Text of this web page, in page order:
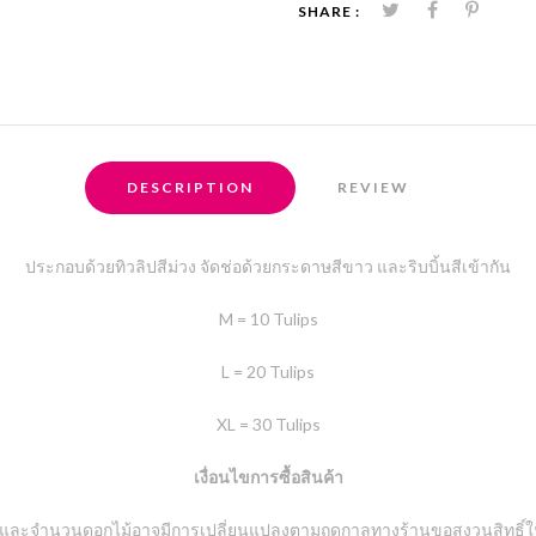
SHARE :
DESCRIPTION REVIEW
ประกอบด้วยทิวลิปสีม่วง จัดช่อด้วยกระดาษสีขาว และริบบิ้นสีเข้ากัน
M = 10 Tulips
L = 20 Tulips
XL = 30 Tulips
เงื่อนไขการซื้อสินค้า
ะจำนวนดอกไม้อาจมีการเปลี่ยนแปลงตามฤดูกาลทางร้านขอสงวนสิทธิ์